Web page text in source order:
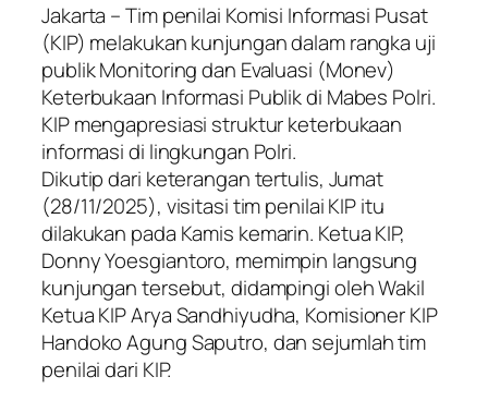
Jakarta – Tim penilai Komisi Informasi Pusat
(KIP) melakukan kunjungan dalam rangka uji
publik Monitoring dan Evaluasi (Monev)
Keterbukaan Informasi Publik di Mabes Polri.
KIP mengapresiasi struktur keterbukaan
informasi di lingkungan Polri.
Dikutip dari keterangan tertulis, Jumat
(28/11/2025), visitasi tim penilai KIP itu
dilakukan pada Kamis kemarin. Ketua KIP,
Donny Yoesgiantoro, memimpin langsung
kunjungan tersebut, didampingi oleh Wakil
Ketua KIP Arya Sandhiyudha, Komisioner KIP
Handoko Agung Saputro, dan sejumlah tim
penilai dari KIP.